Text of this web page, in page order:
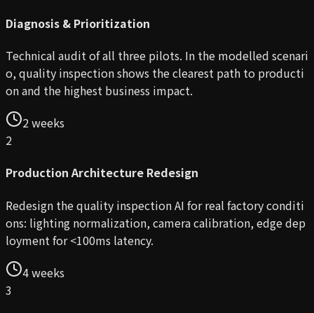
Diagnosis & Prioritization
Technical audit of all three pilots. In the modelled scenari
o, quality inspection shows the clearest path to producti
on and the highest business impact.
2 weeks
2
Production Architecture Redesign
Redesign the quality inspection AI for real factory conditi
ons: lighting normalization, camera calibration, edge dep
loyment for <100ms latency.
4 weeks
3